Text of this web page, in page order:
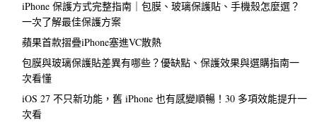
iPhone 保護方式完整指南｜包膜、玻璃保護貼、手機殼怎麼選？
一次了解最佳保護方案
蘋果首款摺疊iPhone塞進VC散熱
包膜與玻璃保護貼差異有哪些？優缺點、保護效果與選購指南一
次看懂
iOS 27 不只新功能，舊 iPhone 也有感變順暢！30 多項效能提升一
次看